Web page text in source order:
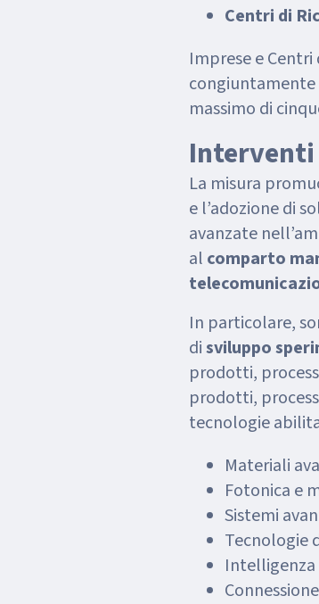
Centri di
Imprese e
congiuntamente
massimo di
Interventi
La misura
e l’adozione di
avanzate
al comparto
In particolare,
disviluppo
prodotti,
prodotti,
tecnologie
Materiali
Fotonica e
Sistemi
Tecnologie